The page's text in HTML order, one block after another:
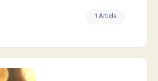
1 Article